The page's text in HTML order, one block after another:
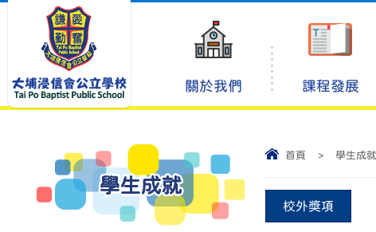
關於我們 課程發展
首頁 > 學生成就
校外獎項
學生成就